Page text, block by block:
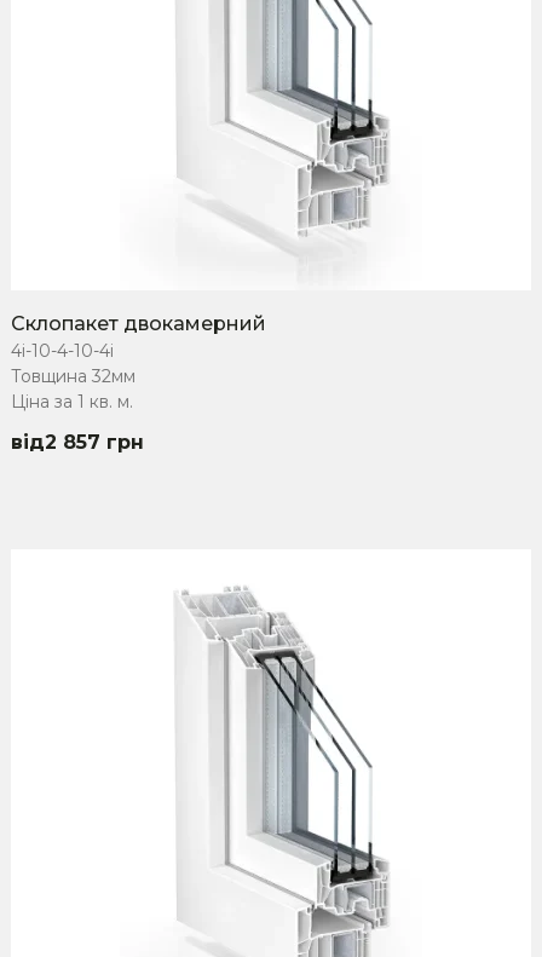
Склопакет двокамерний
4i-10-4-10-4i
Товщина 32мм
Ціна за 1 кв. м.
2 857 грн